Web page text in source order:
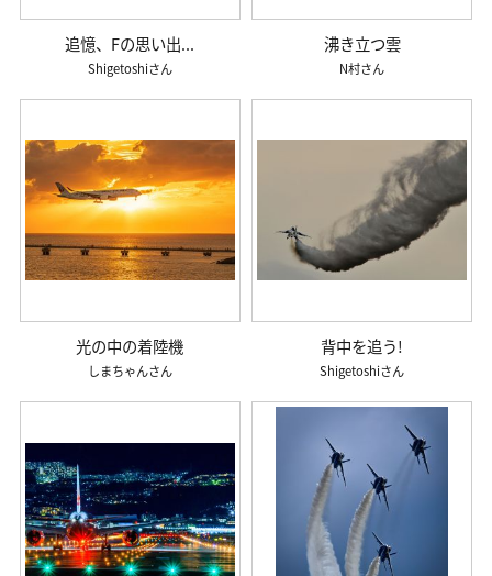
追憶、Fの思い出...
Shigetoshi
沸き立つ雲
N村
光の中の着陸機
しまちゃん
背中を追う!
Shigetoshi